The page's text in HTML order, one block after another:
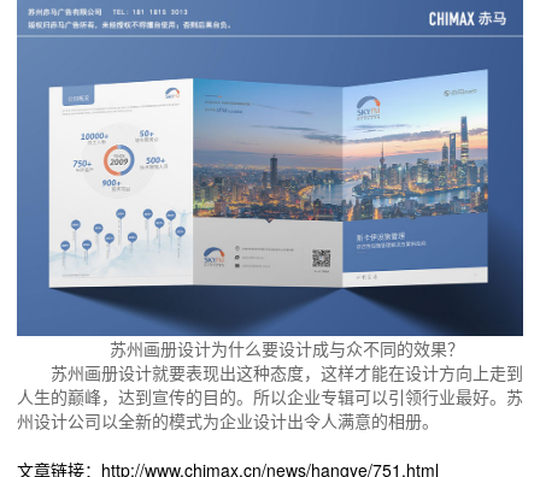
苏州画册设计为什么要设计成与众不同的效果？
苏州画册设计就要表现出这种态度，这样才能在设计方向上走到
人生的巅峰，达到宣传的目的。所以企业专辑可以引领行业最好。苏
州设计公司以全新的模式为企业设计出令人满意的相册。
文章链接：http://www.chimax.cn/news/hangye/751.html